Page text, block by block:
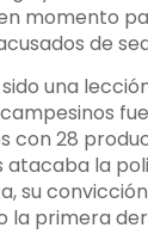
momento
de
una
con 28
atacaba la
su
la primera